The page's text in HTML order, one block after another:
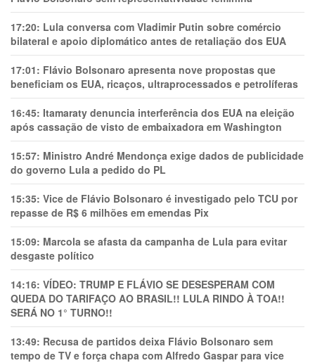
17:20: Lula conversa com Vladimir Putin sobre comércio
bilateral e apoio diplomático antes de retaliação dos EUA
17:01: Flávio Bolsonaro apresenta nove propostas que
beneficiam os EUA, ricaços, ultraprocessados e petrolíferas
16:45: Itamaraty denuncia interferência dos EUA na eleição
após cassação de visto de embaixadora em Washington
15:57: Ministro André Mendonça exige dados de publicidade
do governo Lula a pedido do PL
15:35: Vice de Flávio Bolsonaro é investigado pelo TCU por
repasse de R$ 6 milhões em emendas Pix
15:09: Marcola se afasta da campanha de Lula para evitar
desgaste político
14:16: VÍDEO: TRUMP E FLÁVIO SE DESESPERAM COM
QUEDA DO TARIFAÇO AO BRASIL!! LULA RINDO À TOA!!
SERÁ NO 1° TURNO!!
13:49: Recusa de partidos deixa Flávio Bolsonaro sem
tempo de TV e força chapa com Alfredo Gaspar para vice